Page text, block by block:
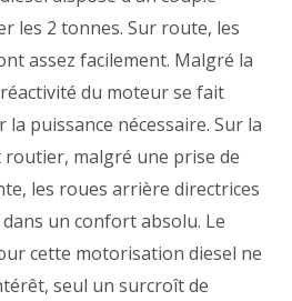
les 2 tonnes. Sur route, les
assez facilement. Malgré la
du moteur se fait
puissance nécessaire. Sur la
malgré une prise de
les roues arrière directrices
un confort absolu. Le
cette motorisation diesel ne
seul un surcroît de